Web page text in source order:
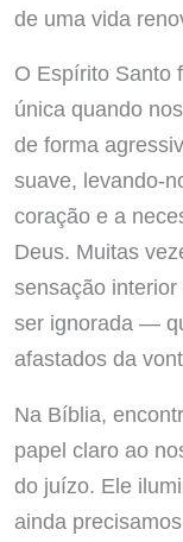
de uma vida
O Espírito Santo
única quando
de forma
suave, levando-
coração e a
Deus. Muitas
sensação
ser ignorada —
afastados da
Na Bíblia,
papel claro ao
do juízo. Ele
ainda